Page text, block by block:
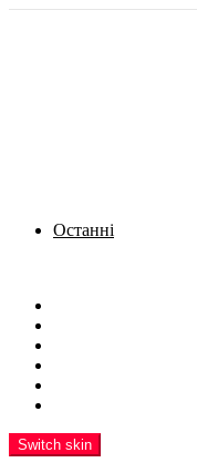
Останні
Switch skin